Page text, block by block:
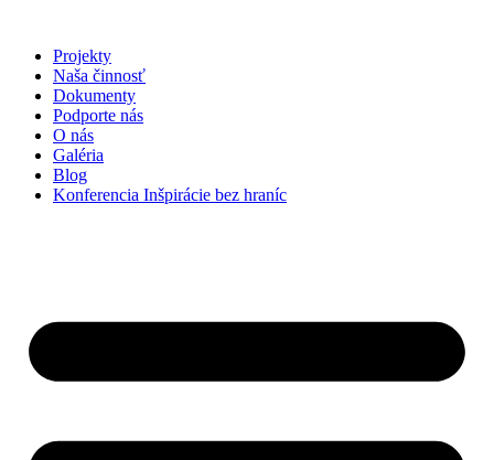
obsah
Projekty
Naša činnosť
Dokumenty
Podporte nás
O nás
Galéria
Blog
Konferencia Inšpirácie bez hraníc